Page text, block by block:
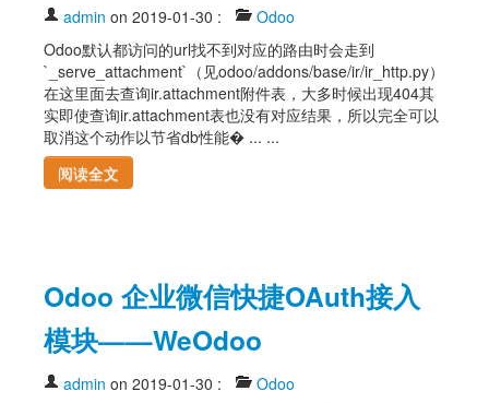
admin on 2019-01-30 :
Odoo
Odoo默认都访问的url找不到对应的路由时会走到
`_serve_attachment`（见odoo/addons/base/ir/ir_http.py）
在这里面去查询ir.attachment附件表，大多时候出现404其
实即使查询ir.attachment表也没有对应结果，所以完全可以
取消这个动作以节省db性能� ... ...
阅读全文
Odoo 企业微信快捷OAuth接入
模块——WeOdoo
admin on 2019-01-30 :
Odoo